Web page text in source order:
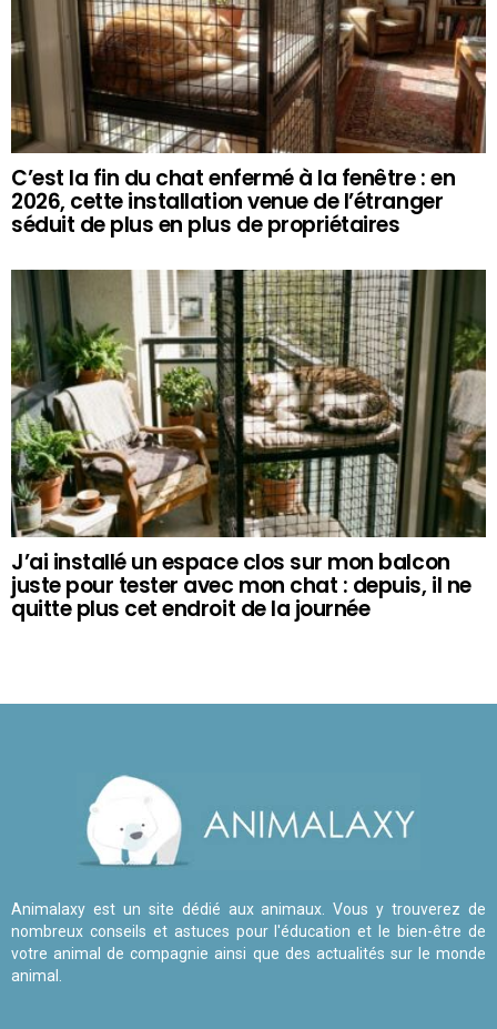
C’est la fin du chat enfermé à la fenêtre : en
2026, cette installation venue de l’étranger
séduit de plus en plus de propriétaires
J’ai installé un espace clos sur mon balcon
juste pour tester avec mon chat : depuis, il ne
quitte plus cet endroit de la journée
Animalaxy est un site dédié aux animaux. Vous y trouverez de
nombreux conseils et astuces pour l'éducation et le bien-être de
votre animal de compagnie ainsi que des actualités sur le monde
animal.